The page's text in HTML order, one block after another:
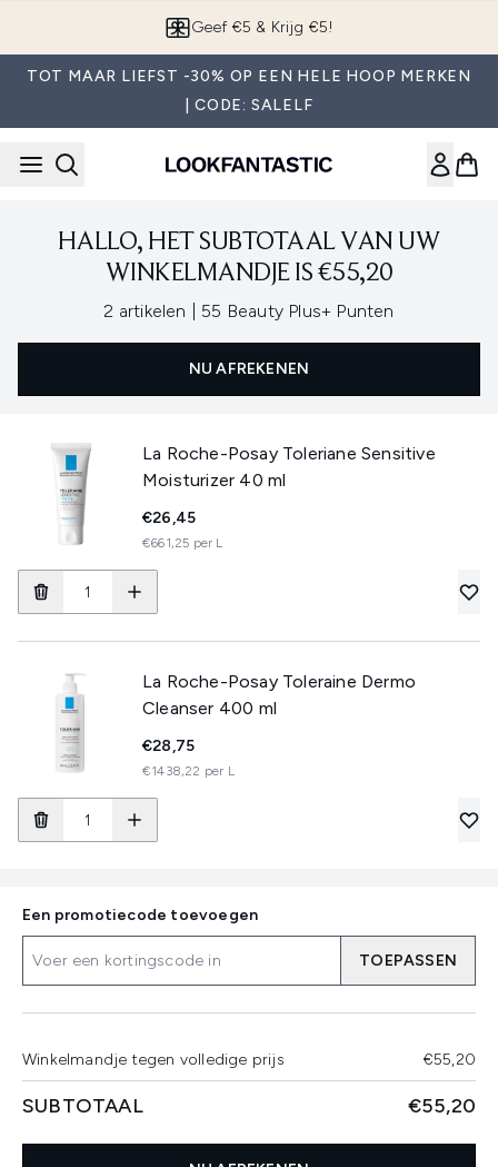
Geef €5 & Krijg €5!
TOT MAAR LIEFST -30% OP EEN HELE HOOP MERKEN
| CODE: SALELF
HALLO, HET SUBTOTAAL VAN UW
WINKELMANDJE IS €55,20
2 artikelen 55 Beauty Plus+ Punten
NU AFREKENEN
La Roche-Posay Toleriane Sensitive
Moisturizer 40 ml
€26,45
€661,25 per L
La Roche-Posay Toleraine Dermo
Cleanser 400 ml
€28,75
€1438,22 per L
Een promotiecode toevoegen
TOEPASSEN
Winkelmandje tegen volledige prijs €55,20
SUBTOTAAL €55,20